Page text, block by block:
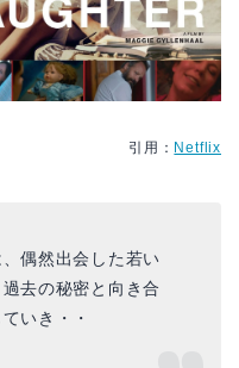
引用： Netflix
偶然出会した若い
去の秘密と向き合
いき・・